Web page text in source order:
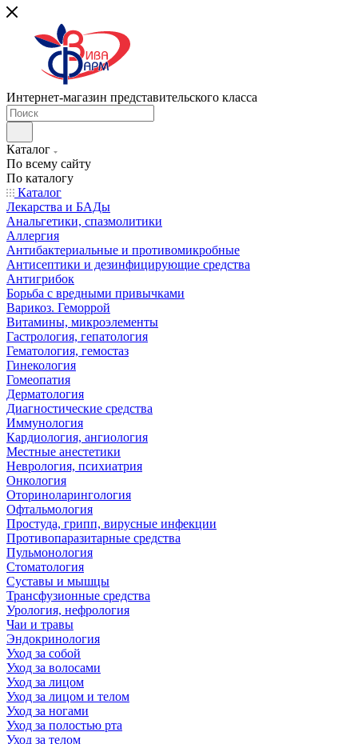
Интернет-магазин представительского класса
Каталог
По всему сайту
По каталогу
Каталог
Лекарства и БАДы
Анальгетики, спазмолитики
Аллергия
Антибактериальные и противомикробные
Антисептики и дезинфицирующие средства
Антигрибок
Борьба с вредными привычками
Варикоз. Геморрой
Витамины, микроэлементы
Гастрология, гепатология
Гематология, гемостаз
Гинекология
Гомеопатия
Дерматология
Диагностические средства
Иммунология
Кардиология, ангиология
Местные анестетики
Неврология, психиатрия
Онкология
Оториноларингология
Офтальмология
Простуда, грипп, вирусные инфекции
Противопаразитарные средства
Пульмонология
Стоматология
Суставы и мышцы
Трансфузионные средства
Урология, нефрология
Чаи и травы
Эндокринология
Уход за собой
Уход за волосами
Уход за лицом
Уход за лицом и телом
Уход за ногами
Уход за полостью рта
Уход за телом